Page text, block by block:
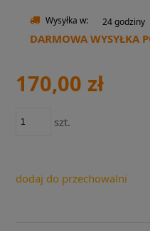
Wysyłka w: 24 godziny
DARMOWA WYSYŁKA
170,00 zł
szt.
dodaj do przechowalni